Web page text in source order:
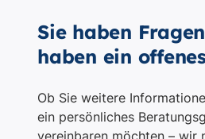
Sie haben
haben ein
Ob Sie weitere
ein persönliches
vereinbaren möchten – wir